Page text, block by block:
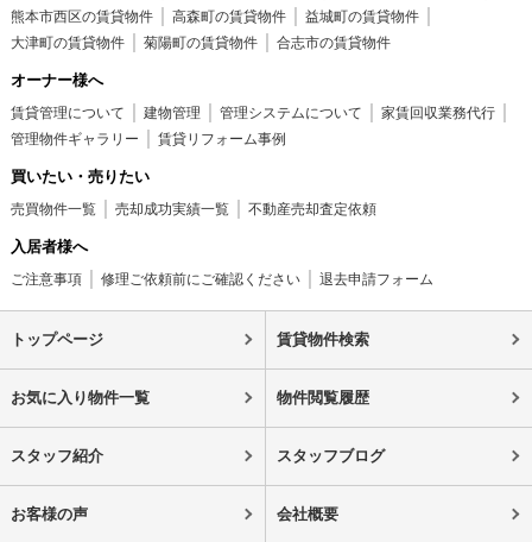
熊本市西区の賃貸物件
高森町の賃貸物件
益城町の賃貸物件
大津町の賃貸物件
菊陽町の賃貸物件 合志市の賃貸物件
オーナー様へ
賃貸管理について 建物管理 管理システムについて
家賃回収業務代行
管理物件ギャラリー
賃貸リフォーム事例
買いたい・売りたい
売買物件一覧 売却成功実績一覧 不動産売却査定依頼
入居者様へ
ご注意事項 修理ご依頼前にご確認ください 退去申請フォーム
トップページ 賃貸物件検索
お気に入り物件一覧 物件閲覧履歴
スタッフ紹介 スタッフブログ
お客様の声 会社概要